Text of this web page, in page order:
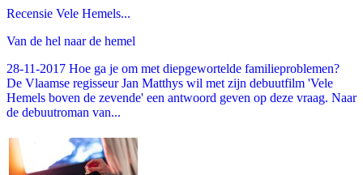
Recensie Vele Hemels...
Van de hel naar de hemel
28-11-2017 Hoe ga je om met diepgewortelde familieproblemen?
De Vlaamse regisseur Jan Matthys wil met zijn debuutfilm 'Vele
Hemels boven de zevende' een antwoord geven op deze vraag. Naar
de debuutroman van...